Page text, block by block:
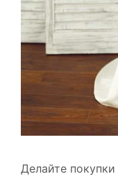
Делайте покупки